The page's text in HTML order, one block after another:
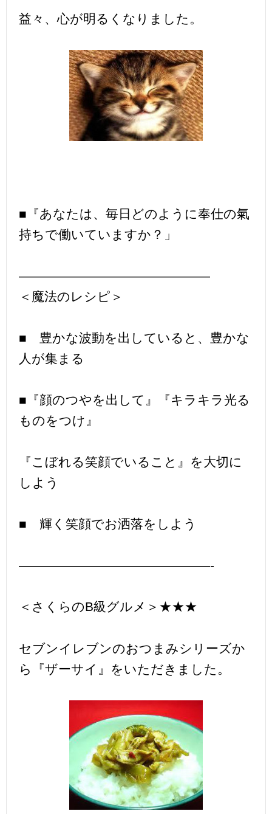
益々、心が明るくなりました。
■『あなたは、毎日どのように奉仕の氣
持ちで働いていますか？」
———————————————
＜魔法のレシピ＞
■ 豊かな波動を出していると、豊かな
人が集まる
■『顔のつやを出して』『キラキラ光る
ものをつけ』
『こぼれる笑顔でいること』を大切に
しよう
■ 輝く笑顔でお洒落をしよう
———————————————-
＜さくらのB級グルメ＞★★★
セブンイレブンのおつまみシリーズか
ら『ザーサイ』をいただきました。